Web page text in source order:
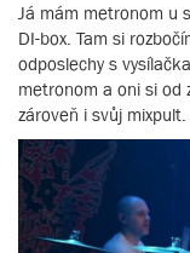
Já mám metronom u
DI-box. Tam si
odposlechy s
metronom a oni si od
zároveň i svůj mixpult.